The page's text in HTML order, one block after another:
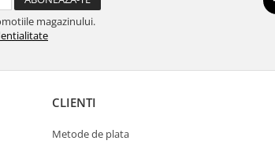
magazinului.
CLIENTI
Metode de plata